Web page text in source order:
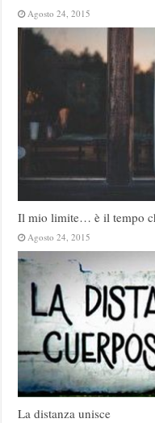
Agosto 24, 2015
Il mio limite… è il tempo
Agosto 24, 2015
La distanza unisce